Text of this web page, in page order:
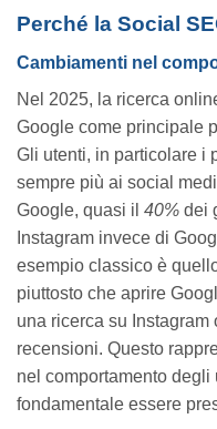
Perché la Social
Cambiamenti nel
Nel 2025, la ricerca
Google come principale
Gli utenti, in particolare i
sempre più ai social
Google, quasi il 40% dei
Instagram invece di
esempio classico è
piuttosto che aprire
una ricerca su Instagram
recensioni. Questo
nel comportamento degli
fondamentale essere